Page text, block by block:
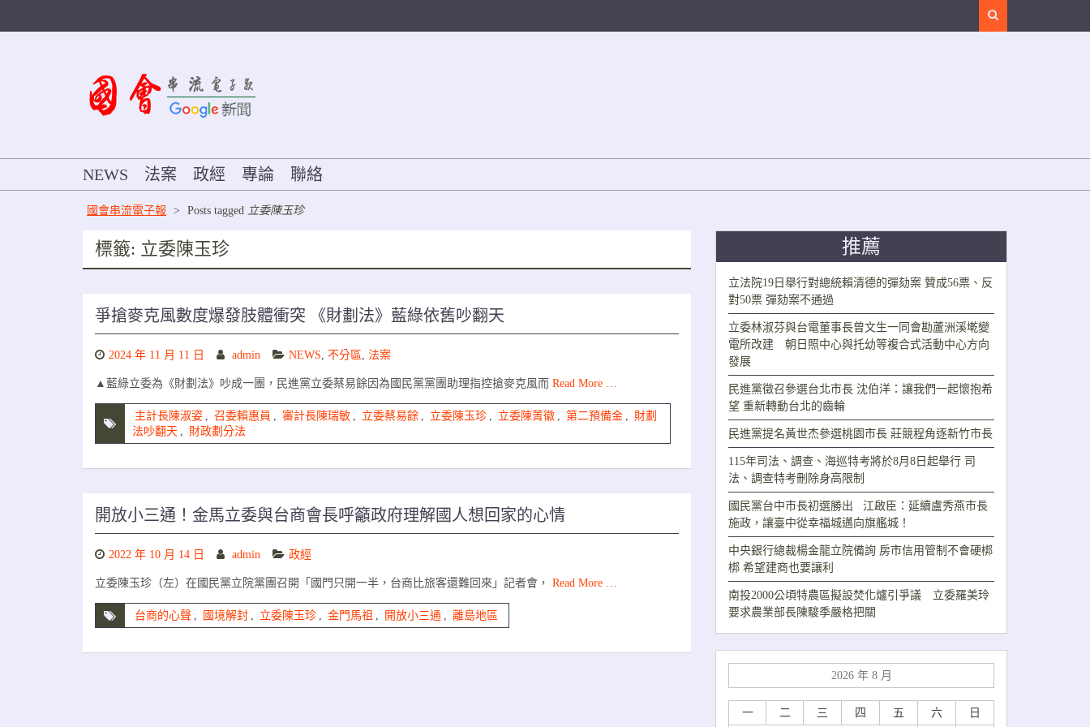
NEWS 法案 政經 專論 聯絡
國會串流電子報 > Posts tagged 立委陳玉珍
標籤: 立委陳玉珍
爭搶麥克風數度爆發肢體衝突 《財劃法》藍綠依舊吵翻天
2024 年 11 月 11 日 admin NEWS, 不分區 , 法案
▲藍綠立委為《財劃法》吵成一團，民進黨立委蔡易餘因為國民黨黨團助理指控搶麥克風而 Read More …
主計長陳淑姿 , 召委賴惠員 , 審計長陳瑞敏 , 立委蔡易餘 , 立委陳玉珍 , 立委陳菁徽 , 第二預備金 , 財劃
法吵翻天 , 財政劃分法
開放小三通！金馬立委與台商會長呼籲政府理解國人想回家的心情
2022 年 10 月 14 日 admin 政經
立委陳玉珍（左）在國民黨立院黨團召開「國門只開一半，台商比旅客還難回來」記者會， Read More …
台商的心聲 , 國境解封 , 立委陳玉珍 , 金門馬祖 , 開放小三通 , 離島地區
推薦
立法院19日舉行對總統賴清德的彈劾案 贊成56票、反
對50票 彈劾案不通過
立委林淑芬與台電董事長曾文生一同會勘蘆洲溪墘變
電所改建 朝日照中心與托幼等複合式活動中心方向
發展
民進黨徵召參選台北市長 沈伯洋：讓我們一起懷抱希
望 重新轉動台北的齒輪
民進黨提名黃世杰參選桃園市長 莊競程角逐新竹市長
115年司法、調查、海巡特考將於8月8日起舉行 司
法、調查特考刪除身高限制
國民黨台中市長初選勝出 江啟臣：延續盧秀燕市長
施政，讓臺中從幸福城邁向旗艦城！
中央銀行總裁楊金龍立院備詢 房市信用管制不會硬梆
梆 希望建商也要讓利
南投2000公頃特農區擬設焚化爐引爭議 立委羅美玲
要求農業部長陳駿季嚴格把關
2026 年 8 月
一 二 三 四 五 六 日